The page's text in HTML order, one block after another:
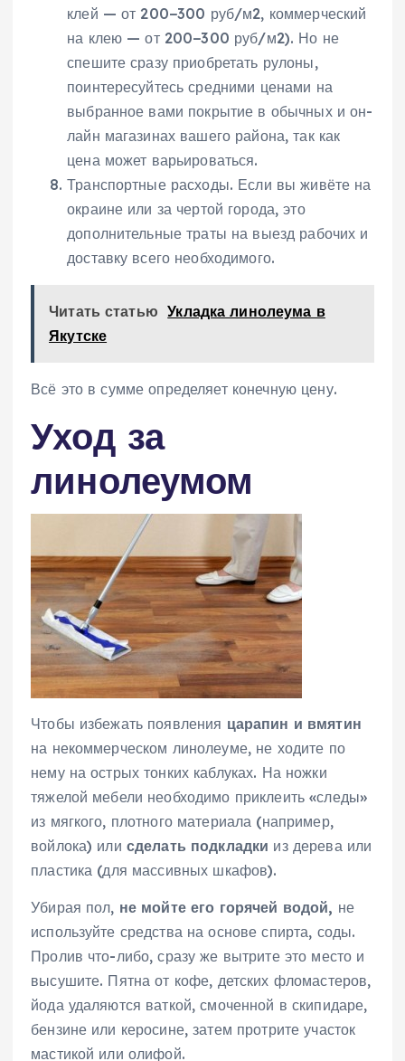
клей — от 200−300 руб/м2, коммерческий
на клею — от 200−300 руб/м2). Но не
спешите сразу приобретать рулоны,
поинтересуйтесь средними ценами на
выбранное вами покрытие в обычных и он-
лайн магазинах вашего района, так как
цена может варьироваться.
Транспортные расходы. Если вы живёте на
окраине или за чертой города, это
дополнительные траты на выезд рабочих и
доставку всего необходимого.
Читать статью Укладка линолеума в
Якутске
Всё это в сумме определяет конечную цену.
Уход за
линолеумом
Чтобы избежать появления царапин и вмятин
на некоммерческом линолеуме, не ходите по
нему на острых тонких каблуках. На ножки
тяжелой мебели необходимо приклеить «следы»
из мягкого, плотного материала (например,
войлока) или сделать подкладки из дерева или
пластика (для массивных шкафов).
Убирая пол, не мойте его горячей водой, не
используйте средства на основе спирта, соды.
Пролив что-либо, сразу же вытрите это место и
высушите. Пятна от кофе, детских фломастеров,
йода удаляются ваткой, смоченной в скипидаре,
бензине или керосине, затем протрите участок
мастикой или олифой.